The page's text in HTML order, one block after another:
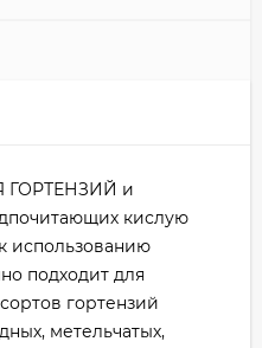
ГОРТЕНЗИЙ и
кислую
использованию
подходит для
гортензий
метельчатых,